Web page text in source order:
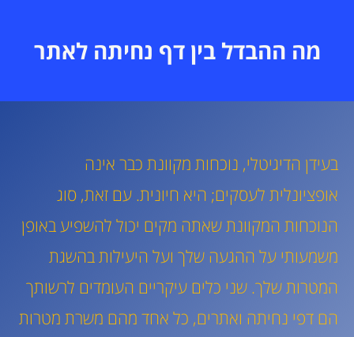
מה ההבדל בין דף נחיתה לאתר
בעידן הדיגיטלי, נוכחות מקוונת כבר אינה
אופציונלית לעסקים; היא חיונית. עם זאת, סוג
הנוכחות המקוונת שאתה מקים יכול להשפיע באופן
משמעותי על ההגעה שלך ועל היעילות בהשגת
המטרות שלך. שני כלים עיקריים העומדים לרשותך
הם דפי נחיתה ואתרים, כל אחד מהם משרת מטרות